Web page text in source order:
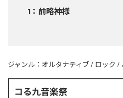
1 ： 前略神様
ジャンル： オルタナティブ / ロック /
コる九音楽祭